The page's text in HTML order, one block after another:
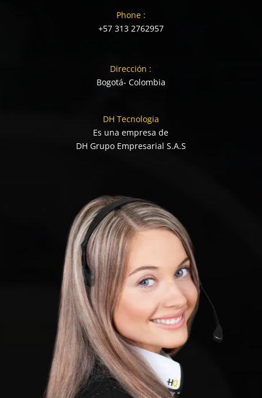
Phone :
+57 313 2762957
Dirección :
Bogotá- Colombia
DH Tecnologia
Es una empresa de
DH Grupo Empresarial S.A.S